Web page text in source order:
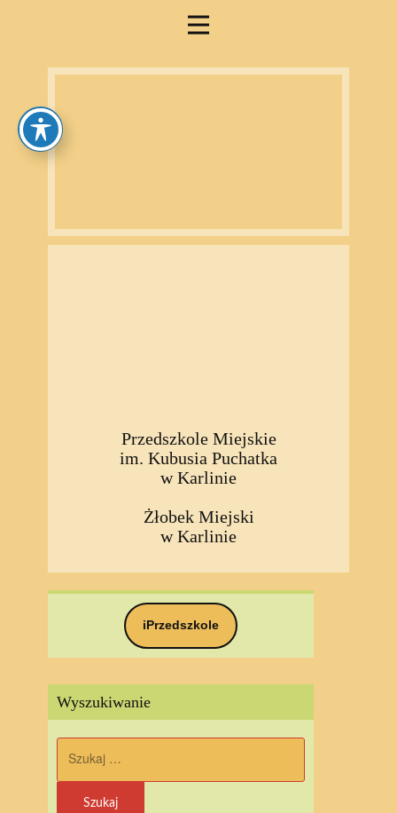
Przedszkole Miejskie
im. Kubusia Puchatka
w Karlinie
Żłobek Miejski
w Karlinie
iPrzedszkole
Wyszukiwanie